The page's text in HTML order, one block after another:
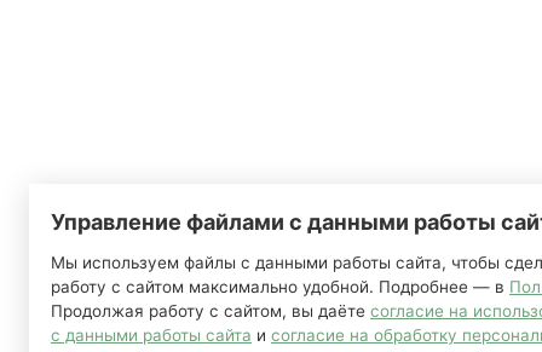
Управление файлами с данными работы
Мы используем файлы с данными работы сайта, чтобы
работу с сайтом максимально удобной. Подробнее — в
Продолжая работу с сайтом, вы даёте согласие на
с данными работы сайта и согласие на обработку